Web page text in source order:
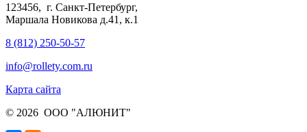
123456, г. Санкт-Петербург,
Маршала Новикова д.41, к.1
8 (812) 250-50-57
info@rollety.com.ru
Карта сайта
© 2026 ООО "АЛЮНИТ"